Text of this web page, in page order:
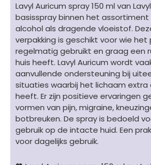
150
ml
aantal
Lavyl Auricum spray 150 ml van
basisspray binnen het
alcohol als dragende vloeistof.
verpakking is geschikt voor wie
regelmatig gebruikt en graag een
huis heeft. Lavyl Auricum wordt
aanvullende ondersteuning bij
situaties waarbij het lichaam
heeft. Er zijn positieve ervaringen
vormen van pijn, migraine,
botbreuken. De spray is bedoeld
gebruik op de intacte huid. Een
voor dagelijks gebruik.